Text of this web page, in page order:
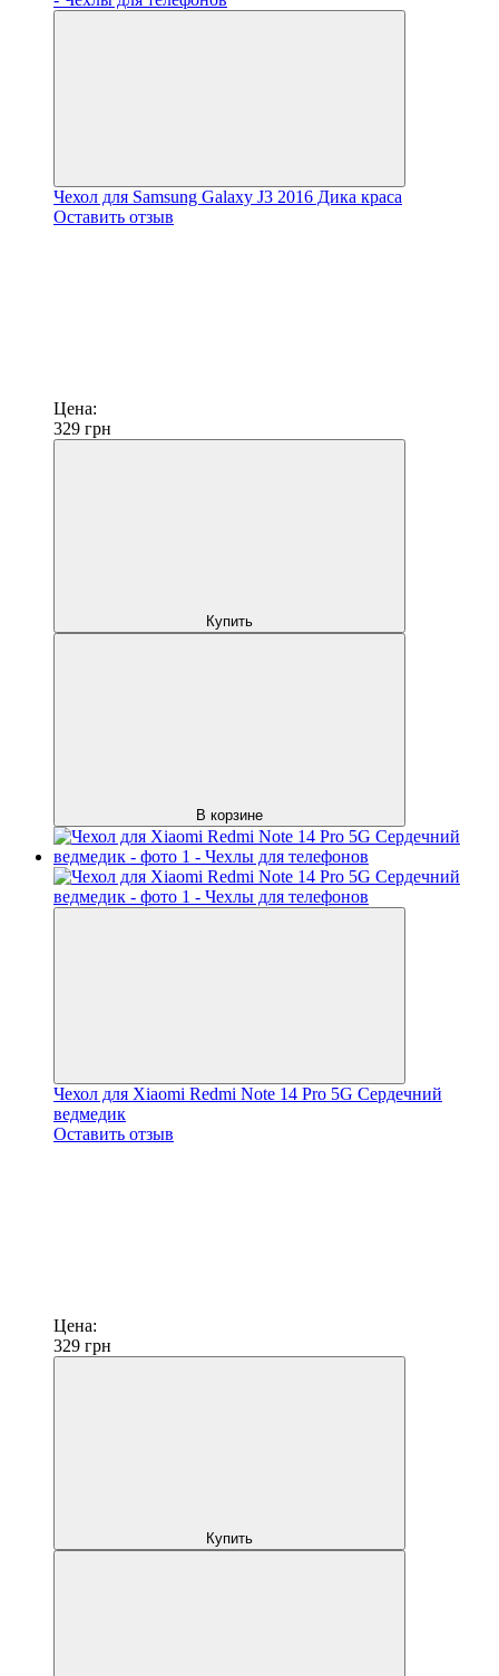
Чехол для Samsung Galaxy J3 2016 Дика краса
Оставить отзыв
Цена:
329 грн
Купить
В корзине
Чехол для Xiaomi Redmi Note 14 Pro 5G Сердечний
ведмедик
Оставить отзыв
Цена:
329 грн
Купить